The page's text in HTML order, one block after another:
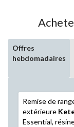
Offres
hebdomadaires
Remise de
extérieure
Essential,